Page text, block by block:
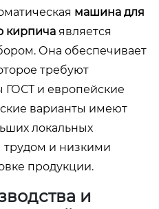
машина для
кирпича является
Она обеспечивает
требуют
ГОСТ и европейские
варианты имеют
локальных
и низкими
продукции.
и